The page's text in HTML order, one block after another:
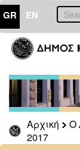
GR EN
Αρχική Ο
2017
ΔΗΜΟΣ
Δελτία
Τύπου
Αρχείο
2026
2025